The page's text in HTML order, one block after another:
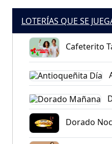
LOTERÍAS QUE SE
Cafeterito
Dorado